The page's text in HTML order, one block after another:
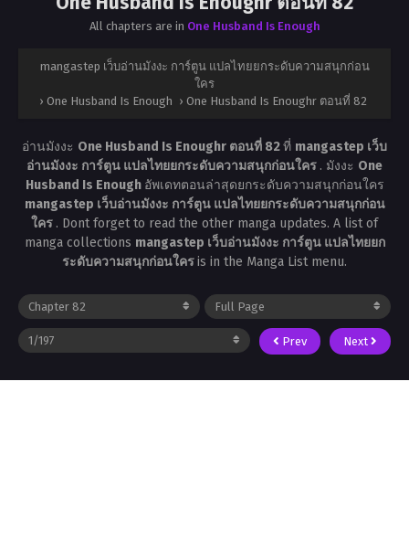
All chapters are in One Husband Is Enough
mangastep เว็บอ่านมังงะ การ์ตูน แปลไทยยกระดับความสนุกก่อน
ใคร
› One Husband Is Enough › One Husband Is Enoughr ตอนที่ 82
อ่านมังงะ One Husband Is Enoughr ตอนที่ 82ที่ mangastep เว็บ
อ่านมังงะ การ์ตูน แปลไทยยกระดับความสนุกก่อนใคร . มังงะ One
Husband Is Enough อัพเดทตอนล่าสุดยกระดับความสนุกก่อนใคร
mangastep เว็บอ่านมังงะ การ์ตูน แปลไทยยกระดับความสนุกก่อน
ใคร . Dont forget to read the other manga updates. A list of
manga collections mangastep เว็บอ่านมังงะ การ์ตูน แปลไทยยก
ระดับความสนุกก่อนใครis in the Manga List menu.
Prev Next